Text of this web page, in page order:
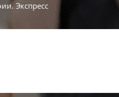
Экспресс